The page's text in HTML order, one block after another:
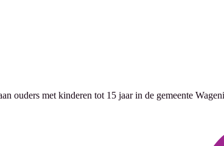
ouders met kinderen tot 15 jaar in de gemeente